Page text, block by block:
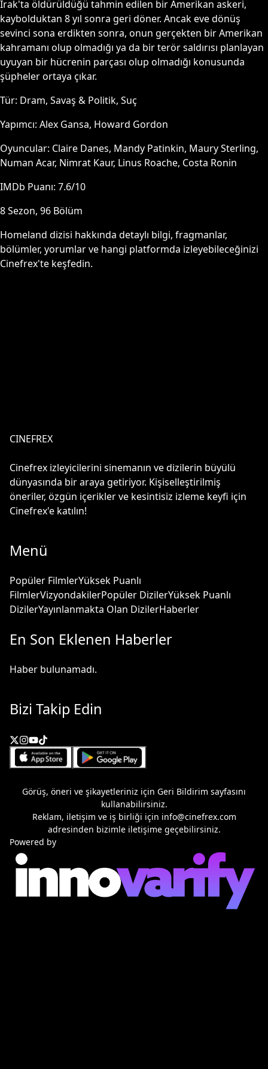
Irak'ta öldürüldüğü tahmin edilen bir Amerikan askeri,
kaybolduktan 8 yıl sonra geri döner. Ancak eve dönüş
sevinci sona erdikten sonra, onun gerçekten bir Amerikan
kahramanı olup olmadığı ya da bir terör saldırısı planlayan
uyuyan bir hücrenin parçası olup olmadığı konusunda
şüpheler ortaya çıkar.
Tür: Dram, Savaş & Politik, Suç
Yapımcı: Alex Gansa, Howard Gordon
Oyuncular: Claire Danes, Mandy Patinkin, Maury Sterling,
Numan Acar, Nimrat Kaur, Linus Roache, Costa Ronin
IMDb Puanı: 7.6/10
8Sezon, 96 Bölüm
Homeland dizisi hakkında detaylı bilgi, fragmanlar,
bölümler, yorumlar ve hangi platformda izleyebileceğinizi
Cinefrex'te keşfedin.
CINEFREX
Cinefrex izleyicilerini sinemanın ve dizilerin büyülü
dünyasında bir araya getiriyor. Kişiselleştirilmiş
öneriler, özgün içerikler ve kesintisiz izleme keyfi için
Cinefrex'e katılın!
Menü
Popüler FilmlerYüksek Puanlı
FilmlerVizyondakilerPopüler DizilerYüksek Puanlı
DizilerYayınlanmakta Olan DizilerHaberler
En Son Eklenen Haberler
Haber bulunamadı.
Bizi Takip Edin
Görüş, öneri ve şikayetleriniz için Geri Bildirim sayfasını
kullanabilirsiniz.
Reklam, iletişim ve iş birliği için info@cinefrex.com
adresinden bizimle iletişime geçebilirsiniz.
Powered by